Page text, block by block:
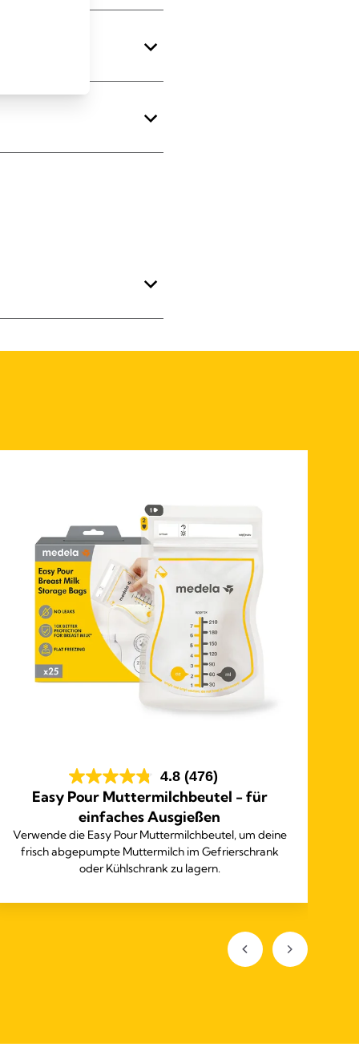
4.8 (476)
Easy Pour Muttermilchbeutel - für
einfaches Ausgießen
Verwende die Easy Pour Muttermilchbeutel, um deine
frisch abgepumpte Muttermilch im Gefrierschrank
oder Kühlschrank zu lagern.